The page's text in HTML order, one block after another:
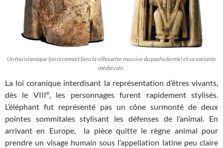
Un fou islamique (on reconnait bien la silhouette massive du pachyderme) et sa variante
médiévale.
La loi coranique interdisant la représentation d’êtres vivants,
dès le VIIIe, les personnages furent rapidement stylisés.
L’éléphant fut représenté pas un cône surmonté de deux
pointes sommitales stylisant les défenses de l’animal. En
arrivant en Europe, la pièce quitte le règne animal pour
prendre un visage humain sous l’appellation latine peu claire